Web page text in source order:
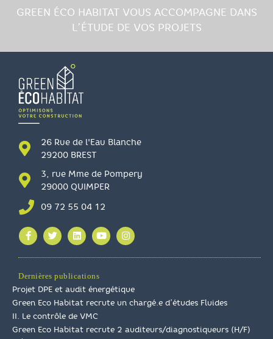
GREEN ÉCO HABITAT VOUS ACCOMPAGNE DANS
L’ÉTUDE DE VOS PROJETS
26 Rue de l'Eau Blanche
29200 BREST
3, rue Mme de Pompery
29000 QUIMPER
09 72 55 04 12
Dernières publications
Projet DPE et audit énergétique
Green Eco Habitat recrute un chargé.e d’études Fluides
II. Le contrôle de VMC
Green Eco Habitat recrute 2 auditeurs/diagnostiqueurs (H/F)